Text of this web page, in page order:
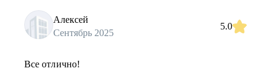
Алексей
Сентябрь 2025
5.0
Все отлично!